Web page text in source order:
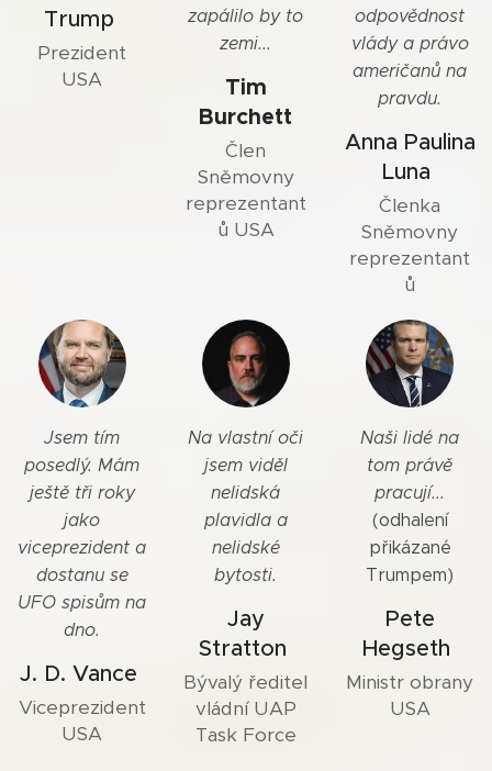
Trump
Prezident
USA
zapálilo by to
zemi...
Tim
Burchett
Člen
Sněmovny
reprezentant
ů USA
odpovědnost
vlády a právo
američanů na
pravdu.
Anna Paulina
Luna
Členka
Sněmovny
reprezentant
ů
Jsem tím
posedlý. Mám
ještě tři roky
jako
viceprezident a
dostanu se
UFO spisům na
dno.
J. D. Vance
Viceprezident
USA
Na vlastní oči
jsem viděl
nelidská
plavidla a
nelidské
bytosti.
Jay
Stratton
Bývalý ředitel
vládní UAP
Task Force
Naši lidé na
tom právě
pracují...
(odhalení
přikázané
Trumpem)
Pete
Hegseth
Ministr obrany
USA